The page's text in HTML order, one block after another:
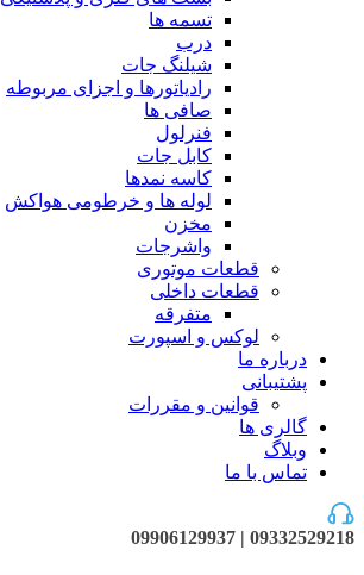
تسمه ها
درب
شیلنگ جات
رادیاتورها و اجزای مربوطه
صافی ها
فنرلول
کابل جات
کاسه نمدها
لوله ها و خرطومی هواکش
مخزن
واشرجات
قطعات موتوری
قطعات داخلی
متفرقه
لوکس و اسپورت
درباره ما
پشتیبانی
قوانین و مقررات
گالری ها
وبلاگ
تماس با ما
09332529218 | 09906129937